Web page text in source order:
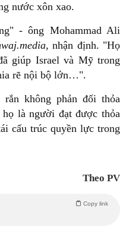
nước xôn xao.
- ông Mohammad Ali
, nhận định. "Họ
giúp Israel và Mỹ trong
rẽ nội bộ lớn…".
rắn không phản đối thỏa
là người đạt được thỏa
cấu trúc quyền lực trong
Theo PV
Copy link